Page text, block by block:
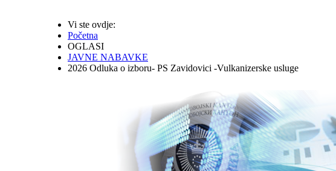
Vi ste ovdje:
Početna
OGLASI
JAVNE NABAVKE
2026 Odluka o izboru- PS Zavidovici -Vulkanizerske usluge